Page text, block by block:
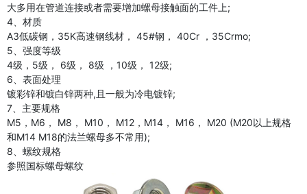
大多用在管道连接或者需要增加螺母接触面的工件上;
4、材质
A3低碳钢，35K高速钢线材， 45#钢， 40Cr ，35Crmo;
5、强度等级
4级，5级， 6级， 8级 ，10级， 12级;
6、表面处理
镀彩锌和镀白锌两种,且一般为冷电镀锌;
7、主要规格
M5，M6， M8， M10， M12，M14， M16， M20 (M20以上规格
和M14 M18的法兰螺母多不常用);
8、螺纹规格
参照国标螺母螺纹